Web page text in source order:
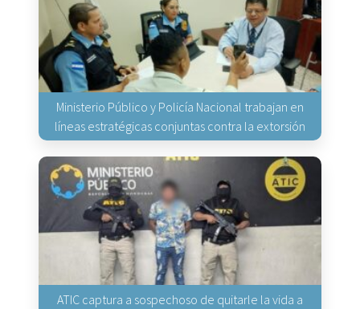
Ministerio Público y Policía Nacional trabajan en
líneas estratégicas conjuntas contra la extorsión
ATIC captura a sospechoso de quitarle la vida a